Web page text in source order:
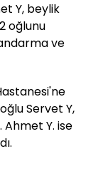
Y, beylik
oğlunu
ve
Servet Y,
Y. ise